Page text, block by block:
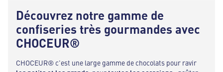
Découvrez notre gamme de
confiseries très gourmandes avec
CHOCEUR®
CHOCEUR® c'est une large gamme de chocolats pour ravir